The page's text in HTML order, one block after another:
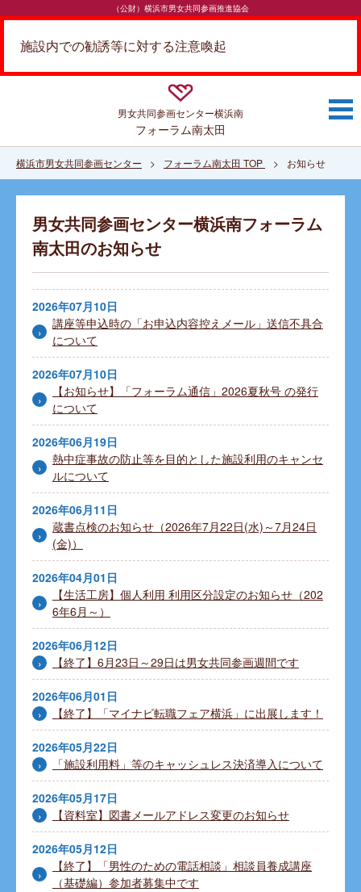
（公財）横浜市男女共同参画推進協会
施設内での勧誘等に対する注意喚起
男女共同参画センター横浜南
フォーラム南太田
横浜市男女共同参画センター フォーラム南太田 TOP お知らせ
男女共同参画センター横浜南フォーラム
南太田のお知らせ
2026年07月10日
講座等申込時の「お申込内容控えメール」送信不具合
について
2026年07月10日
【お知らせ】「フォーラム通信」2026夏秋号 の発行
について
2026年06月19日
熱中症事故の防止等を目的とした施設利用のキャンセ
ルについて
2026年06月11日
蔵書点検のお知らせ（2026年7月22日(水)～7月24日
(金)）
2026年04月01日
【生活工房】個人利用 利用区分設定のお知らせ（202
6年6月～）
2026年06月12日
【終了】6月23日～29日は男女共同参画週間です
2026年06月01日
【終了】「マイナビ転職フェア横浜」に出展します！
2026年05月22日
「施設利用料」等のキャッシュレス決済導入について
2026年05月17日
【資料室】図書メールアドレス変更のお知らせ
2026年05月12日
【終了】「男性のための電話相談」相談員養成講座
（基礎編）参加者募集中です